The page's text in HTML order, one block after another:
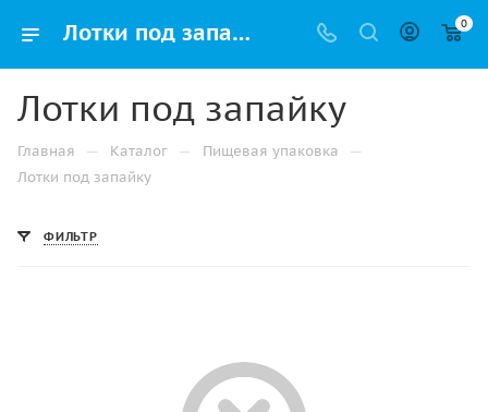
Лотки под запайку, купить пищевые контейнеры под запайку оптом и в розницу в Челябинске 0
Лотки под запайку
Главная — Каталог — Пищевая упаковка —
Лотки под запайку
ФИЛЬТР